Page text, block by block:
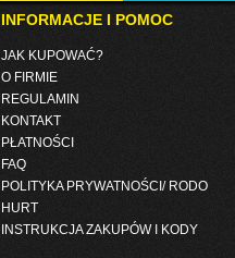
INFORMACJE I POMOC
JAK KUPOWAĆ?
O FIRMIE
REGULAMIN
KONTAKT
PŁATNOŚCI
FAQ
POLITYKA PRYWATNOŚCI/ RODO
HURT
INSTRUKCJA ZAKUPÓW I KODY